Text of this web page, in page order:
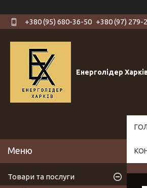
+380 (95) 680-36-50 +380 (97) 279-
Енерголідер
Товари та послуги